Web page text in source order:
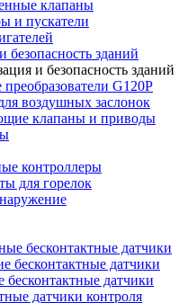
клапаны
и пускатели
безопасность зданий
и безопасность зданий
G120P
воздушных заслонок
клапаны и приводы
контроллеры
для горелок
бесконтактные датчики
бесконтактные датчики
бесконтактные датчики
датчики контроля